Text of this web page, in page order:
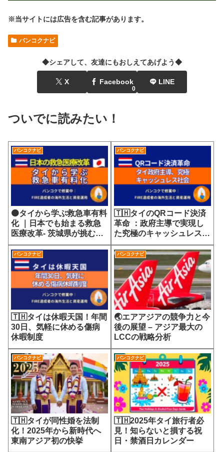
※当サイトには広告を含む記事があります。
バンコクナビ
◆シェアして、友達にもおしえてあげよう◆
X Facebook
0
LINE
ついでに読みたい！
バンコクナビ
🟠タイから学ぶ救急車有料
化 ｜日本でも始まる救急
医療改革- 茨城県が挑む
7700円の選定療養費が示
す医療サービスの未来
バンコクナビ
🇹🇭タイのQRコード決済
革命 ：政府主導で実現し
た究極のキャッシュレス社
会
バンコクナビ
🇹🇭タイは休暇天国！年間
30日、気軽に休める傷病
休暇制度
バンコクナビ
🌏エアアジアの競争力と今
後の展望 – アジア最大の
LCCの戦略分析
バンコクナビ
🇹🇭タイが同性婚を法制
化！2025年から新時代へ
東南アジア初の快挙
バンコクナビ
🇹🇭2025年タイ旅行者必
見！知らないと損する祝
日・禁酒日カレンダー